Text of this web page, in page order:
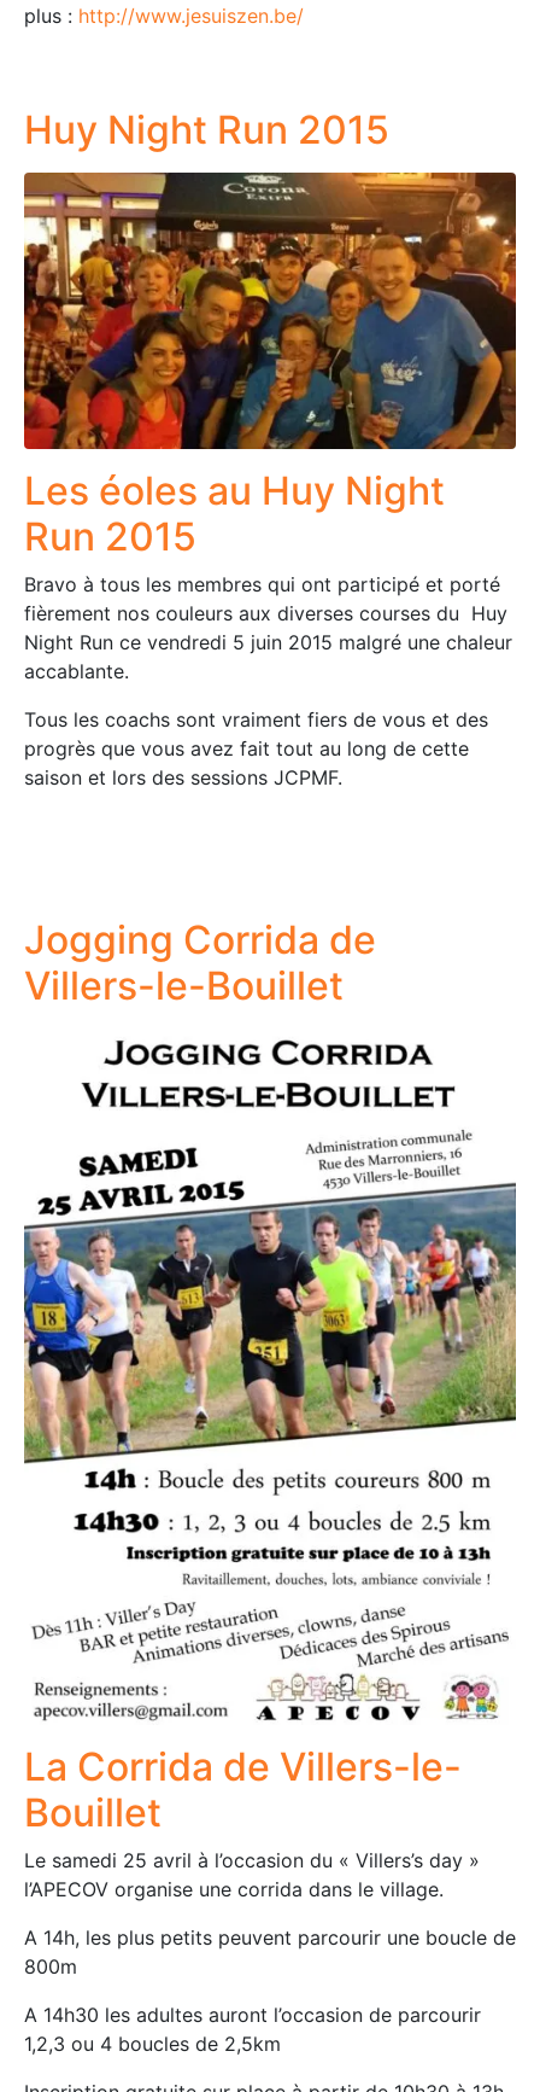
plus : http://www.jesuiszen.be/
Huy Night Run 2015
Les éoles au Huy Night
Run 2015
Bravo à tous les membres qui ont participé et porté
fièrement nos couleurs aux diverses courses du Huy
Night Run ce vendredi 5 juin 2015 malgré une chaleur
accablante.
Tous les coachs sont vraiment fiers de vous et des
progrès que vous avez fait tout au long de cette
saison et lors des sessions JCPMF.
Jogging Corrida de
Villers-le-Bouillet
La Corrida de Villers-le-
Bouillet
Le samedi 25 avril à l’occasion du « Villers’s day »
l’APECOV organise une corrida dans le village.
A 14h, les plus petits peuvent parcourir une boucle de
800m
A 14h30 les adultes auront l’occasion de parcourir
1,2,3 ou 4 boucles de 2,5km